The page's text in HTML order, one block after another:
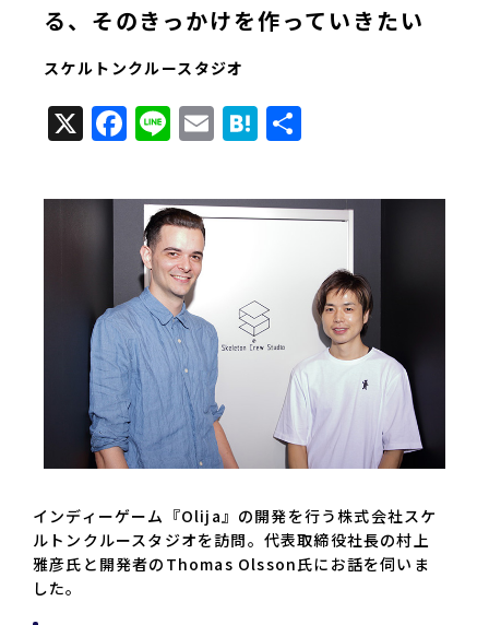
る、そのきっかけを作っていきたい
スケルトンクルースタジオ
X Facebook
LineEmailHatena
インディーゲーム『Olija』の開発を行う株式会社スケ
ルトンクルースタジオを訪問。代表取締役社長の村上
雅彦氏と開発者のThomas Olsson氏にお話を伺いま
した。